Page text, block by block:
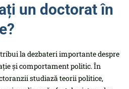
un doctorat în
la dezbateri importante despre
și comportament politic. În
studiază teorii politice,